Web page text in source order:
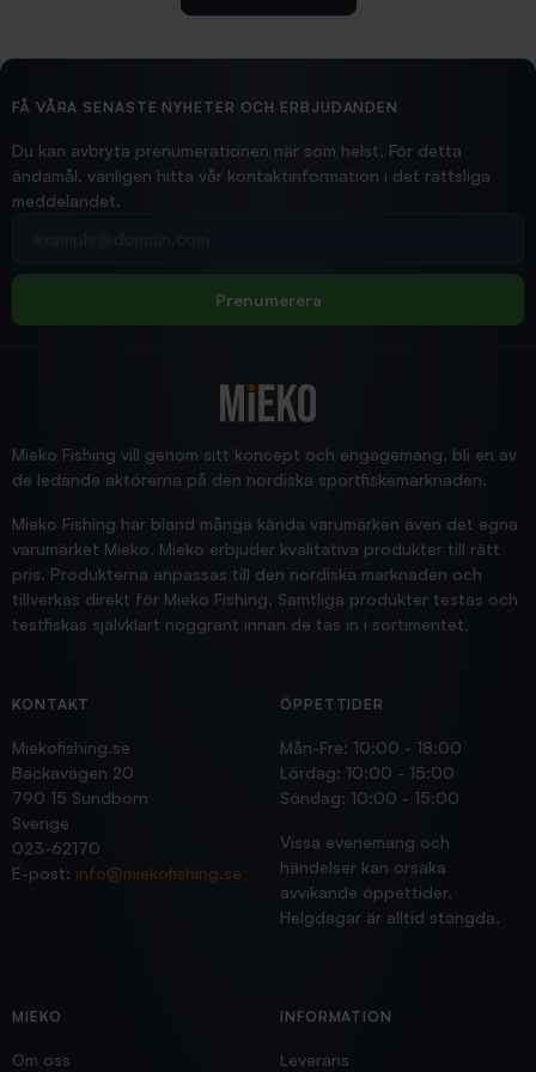
2026/02/19
Hittade exakt vad jag behövde. Snabb och bra...
Jensa
FÅ VÅRA SENASTE NYHETER OCH ERBJUDANDEN
Du kan avbryta prenumerationen när som helst. För detta
ändamål, vänligen hitta vår kontaktinformation i det rättsliga
meddelandet.
Prenumerera
Mieko Fishing vill genom sitt koncept och engagemang, bli en av
de ledande aktörerna på den nordiska sportfiskemarknaden.
Mieko Fishing har bland många kända varumärken även det egna
varumärket Mieko. Mieko erbjuder kvalitativa produkter till rätt
pris. Produkterna anpassas till den nordiska marknaden och
tillverkas direkt för Mieko Fishing. Samtliga produkter testas och
testfiskas självklart noggrant innan de tas in i sortimentet.
KONTAKT
Miekofishing.se
Backavägen 20
790 15 Sundborn
Sverige
023-62170
E-post: info@miekofishing.se
ÖPPETTIDER
Mån-Fre: 10:00 - 18:00
Lördag: 10:00 - 15:00
Söndag: 10:00 - 15:00
Vissa evenemang och
händelser kan orsaka
avvikande öppettider.
Helgdagar är alltid stängda.
MIEKO
Om oss
INFORMATION
Leverans